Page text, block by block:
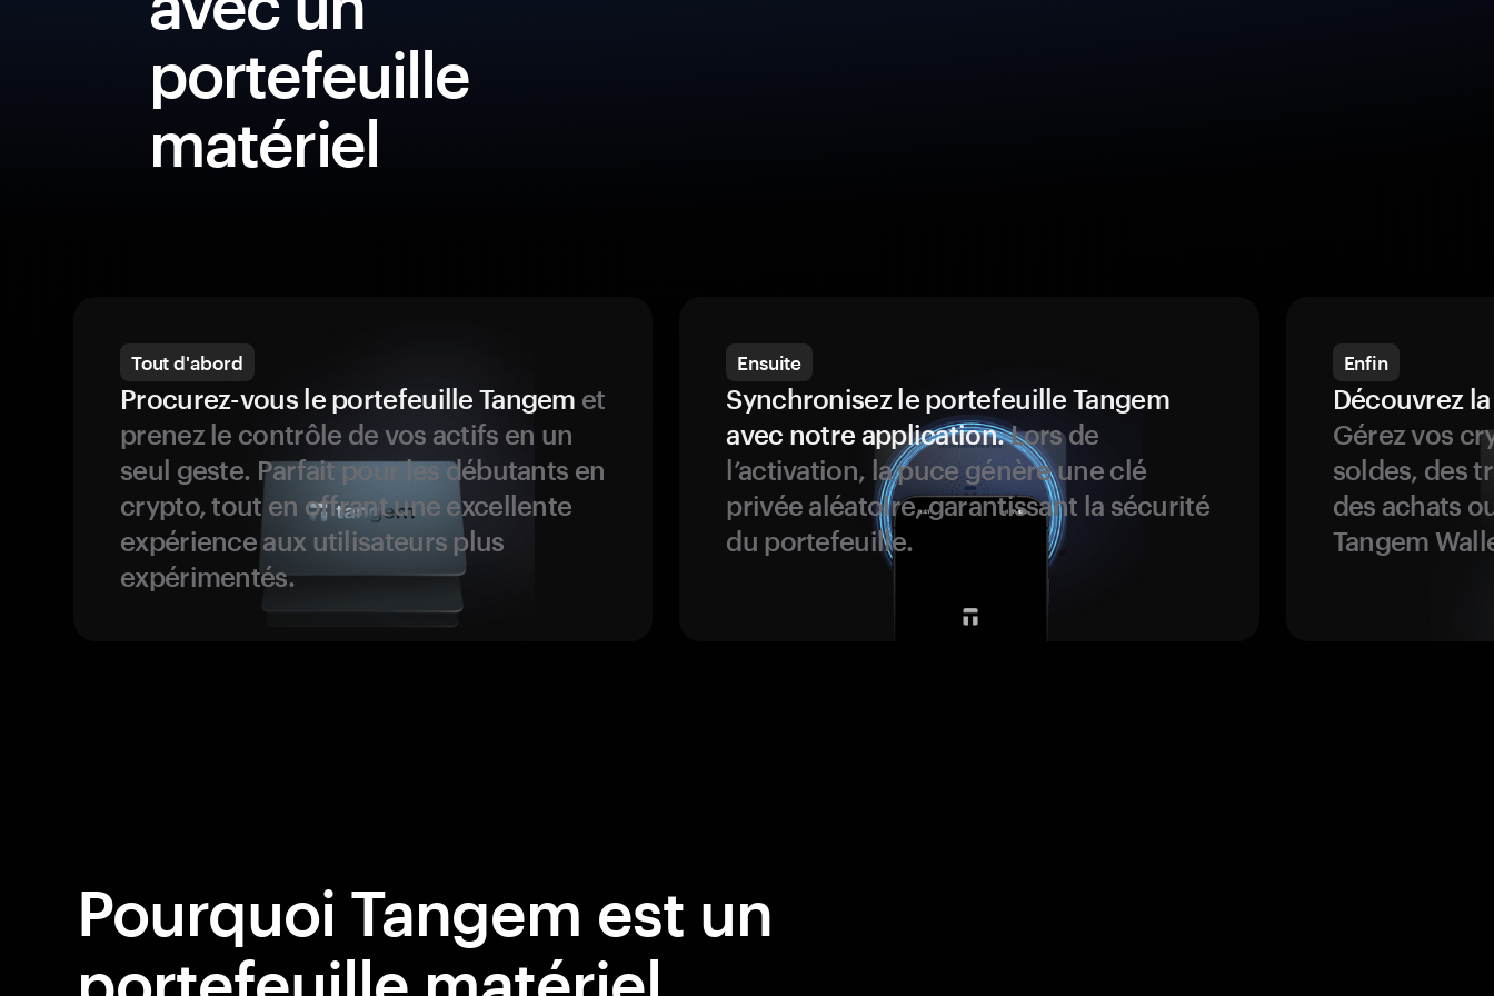
portefeuille
matériel
Tout d'abord
Procurez-vous le portefeuille Tangem et
prenez le contrôle de vos actifs en un
seul geste. Parfait pour les débutants en
crypto, tout en offrant une excellente
expérience aux utilisateurs plus
expérimentés.
Ensuite
Synchronisez le portefeuille Tangem
avec notre application.Lors de
l’activation, la puce génère une clé
privée aléatoire, garantissant la sécurité
du portefeuille.
Enfin
Découvrez
Gérez vos
soldes, des
des achats
Tangem
Pourquoi Tangem est un